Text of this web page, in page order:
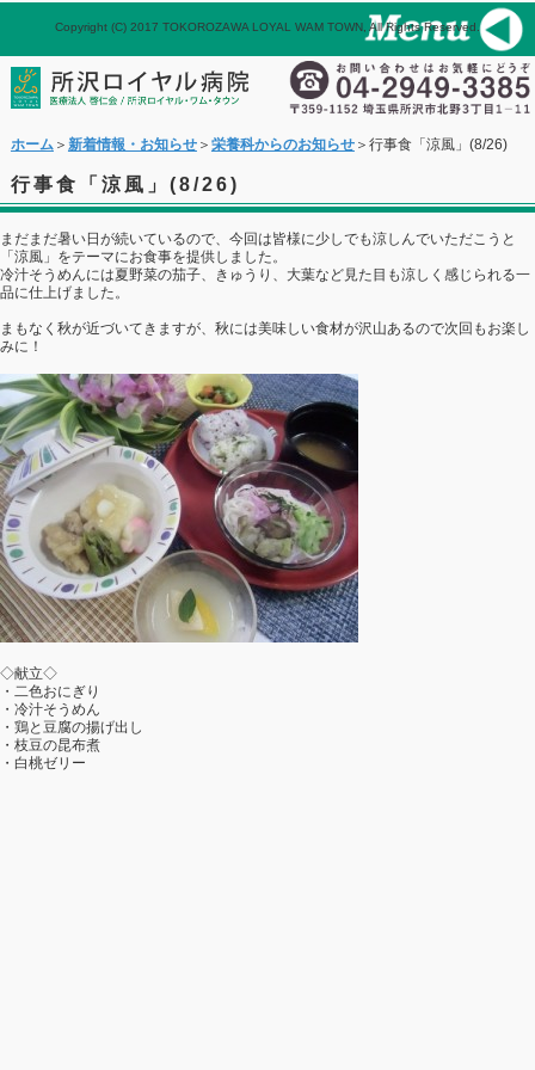
ホーム＞ 新着情報・お知らせ＞ 栄養科からのお知らせ＞行事食「涼風」(8/26)
行事食「涼風」(8/26)
まだまだ暑い日が続いているので、今回は皆様に少しでも涼しんでいただこうと
「涼風」をテーマにお食事を提供しました。
冷汁そうめんには夏野菜の茄子、きゅうり、大葉など見た目も涼しく感じられる一
品に仕上げました。
まもなく秋が近づいてきますが、秋には美味しい食材が沢山あるので次回もお楽し
みに！
◇献立◇
・二色おにぎり
・冷汁そうめん
・鶏と豆腐の揚げ出し
・枝豆の昆布煮
・白桃ゼリー
Copyright (C) 2017 TOKOROZAWA LOYAL WAM TOWN, All Rights Reserved.
メール